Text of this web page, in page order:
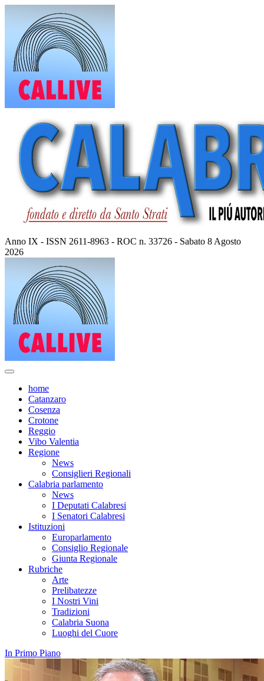
contenuto
Anno IX - ISSN 2611-8963 - ROC n. 33726 - Sabato 8 Agosto
2026
home
Catanzaro
Cosenza
Crotone
Reggio
Vibo Valentia
Regione
News
Consiglieri Regionali
Calabria parlamento
News
I Deputati Calabresi
I Senatori Calabresi
Istituzioni
Europarlamento
Consiglio Regionale
Giunta Regionale
Rubriche
Arte
Prelibatezze
I Nostri Vini
Tradizioni
Calabria Suona
Luoghi del Cuore
In Primo Piano